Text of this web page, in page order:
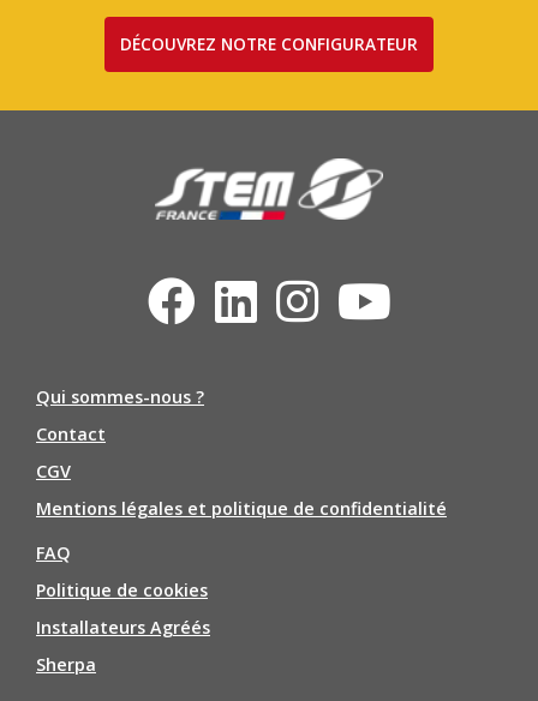
DÉCOUVREZ NOTRE CONFIGURATEUR
Qui sommes-nous ?
Contact
CGV
Mentions légales et politique de confidentialité
FAQ
Politique de cookies
Installateurs Agréés
Sherpa